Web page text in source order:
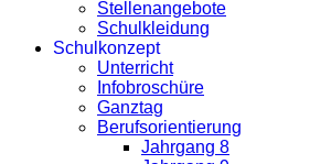
Stellenangebote
Schulkleidung
Schulkonzept
Unterricht
Infobroschüre
Ganztag
Berufsorientierung
Jahrgang 8